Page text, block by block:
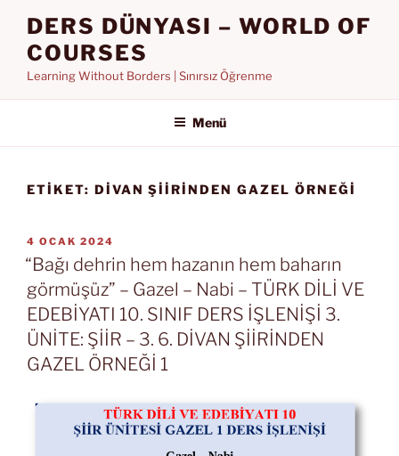
DERS DÜNYASI – WORLD OF
COURSES
Learning Without Borders | Sınırsız Öğrenme
Menü
ETIKET: DİVAN ŞİİRİNDEN GAZEL ÖRNEĞİ
YAYIM
TARIHI
4 OCAK 2024
“Bağı dehrin hem hazanın hem baharın
görmüşüz” – Gazel – Nabi – TÜRK DİLİ VE
EDEBİYATI 10. SINIF DERS İŞLENİŞİ 3.
ÜNİTE: ŞİİR – 3. 6. DİVAN ŞİİRİNDEN
GAZEL ÖRNEĞİ 1